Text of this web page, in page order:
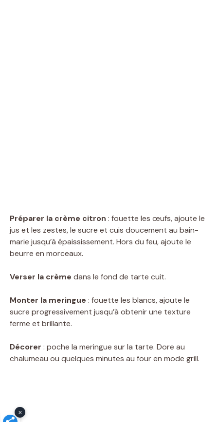
Préparer la crème citron : fouette les œufs, ajoute le
jus et les zestes, le sucre et cuis doucement au bain-
marie jusqu’à épaississement. Hors du feu, ajoute le
beurre en morceaux.
Verser la crème dans le fond de tarte cuit.
Monter la meringue : fouette les blancs, ajoute le
sucre progressivement jusqu’à obtenir une texture
ferme et brillante.
Décorer : poche la meringue sur la tarte. Dore au
chalumeau ou quelques minutes au four en mode grill.
×